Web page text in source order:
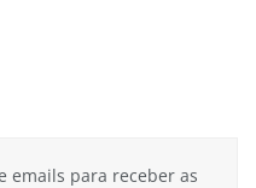
emails para receber as